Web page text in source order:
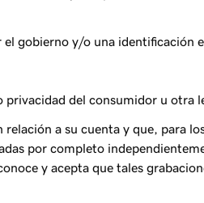
gobierno y/o una identificación
del consumidor u otra
a su cuenta y que, para
por completo
y acepta que tales